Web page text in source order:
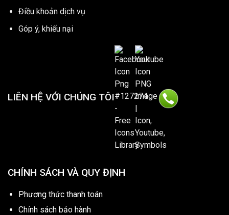
Điều khoản dịch vụ
Góp ý, khiếu nại
LIÊN HỆ VỚI CHÚNG TÔI
CHÍNH SÁCH VÀ QUY ĐỊNH
Phương thức thanh toán
Chính sách bảo hành